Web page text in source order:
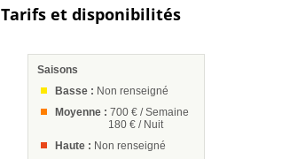
Tarifs et disponibilités
Saisons
Basse : Non renseigné
Moyenne : 700 € / Semaine
180 € / Nuit
Haute : Non renseigné